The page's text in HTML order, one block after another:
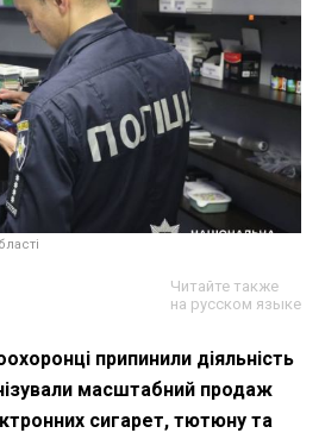
Читайте также
на русском языке
припинили діяльність
масштабний продаж
сигарет, тютюну та